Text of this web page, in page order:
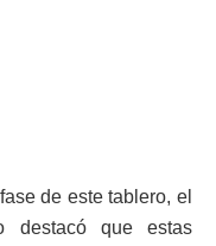
de este tablero, el
destacó que estas